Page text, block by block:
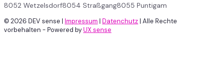
8052 Wetzelsdorf8054 Straßgang8055 Puntigam
© 2026 DEV sense | Impressum | Datenchutz | Alle Rechte
vorbehalten - Powered byUX sense